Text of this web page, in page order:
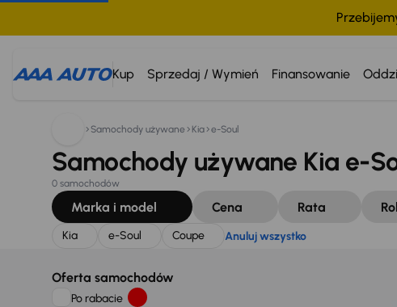
Kup Sprzedaj / Wymień Finansowanie
Szukam: Anuluj wszystko
Samochody używane Kia e-Soul
Samochody używane Kia e-
0 samochodów
Marka i model Cena Rata
Kia e-Soul Coupe Anuluj wszystko
Oferta samochodów
Po rabacie